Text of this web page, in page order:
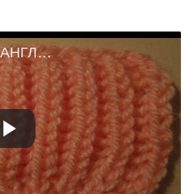
ВЯЗАНИЕ СПИЦАМИ! АНГЛИЙСКАЯ РЕЗИНКА!Вязание для начинающих.knitting.